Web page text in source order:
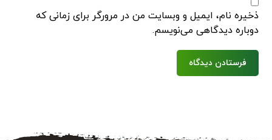
ذخیره نام، ایمیل و وبسایت من در مرورگر برای زمانی که
دوباره دیدگاهی می‌نویسم.
فرستادن دیدگاه